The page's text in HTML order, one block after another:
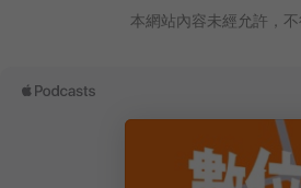
本網站內容未經允許，不